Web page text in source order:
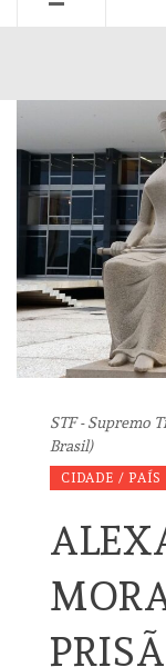
STF - Supremo
Brasil)
CIDADE / PAÍS